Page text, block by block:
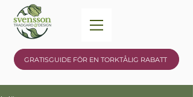
GRATISGUIDE FÖR EN TORKTÅLIG RABATT